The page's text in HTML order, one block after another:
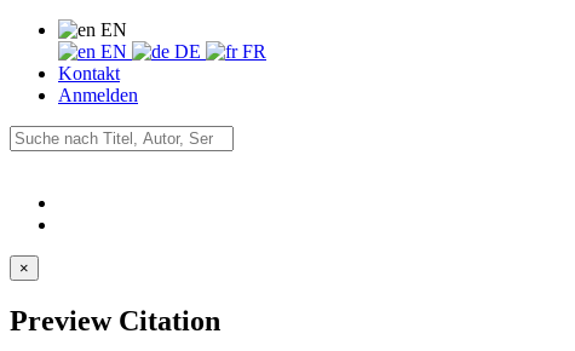
EN
EN
DE
FR
Kontakt
Anmelden
×
Preview Citation